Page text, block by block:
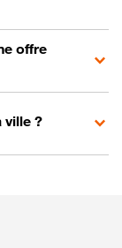
offre
ville ?